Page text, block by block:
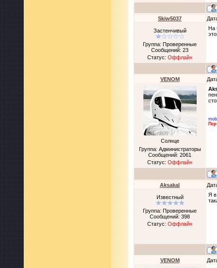
Skiw5037
Застенчивый
Группа: Проверенные
Сообщений: 23
Статус: Оффлайн
На
VENOM
Солнце
Группа: Администраторы
Сообщений: 2061
Статус: Оффлайн
Aksakal
Известный
Группа: Проверенные
Сообщений: 398
Статус: Оффлайн
Я
VENOM